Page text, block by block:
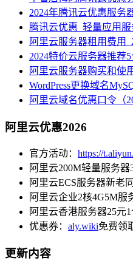
2024年腾讯云优惠服务
腾讯云优惠_轻量应用
阿里云服务器租用费用
2024特价云服务器推荐
阿里云服务器购买和使
WordPress更换域名
阿里云域名优惠口令（
阿里云优惠2026
官方活动： https://
阿里云200M轻量服务器
阿里云ECS服务器新老
阿里云企业2核4G5M服
阿里云香港服务器25元
优惠券： aly.wiki免费领
更新内容